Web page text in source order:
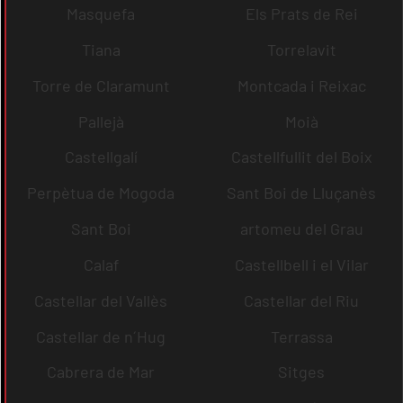
Masquefa
Els Prats de Rei
Tiana
Torrelavit
Torre de Claramunt
Montcada i Reixac
Pallejà
Moià
Castellgalí
Castellfullit del Boix
Perpètua de Mogoda
Sant Boi de Lluçanès
Sant Boi
artomeu del Grau
Calaf
Castellbell i el Vilar
Castellar del Vallès
Castellar del Riu
Castellar de n´Hug
Terrassa
Cabrera de Mar
Sitges